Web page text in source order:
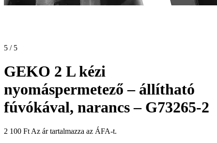
5 / 5
GEKO 2 L kézi
nyomáspermetező – állítható
fúvókával, narancs – G73265-2
2 100 Ft Az ár tartalmazza az ÁFA-t.